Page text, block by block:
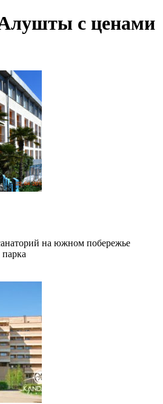
с ценами
на южном побережье